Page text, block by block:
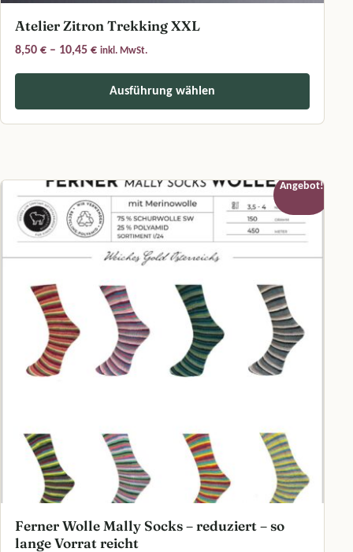
Atelier Zitron Trekking XXL
8,50 € – 10,45 €Preisspanne: 8,50 € bis 10,45 €
inkl. MwSt.
Ausführung wählen
Angebot!
Ferner Wolle Mally Socks – reduziert – so
lange Vorrat reicht